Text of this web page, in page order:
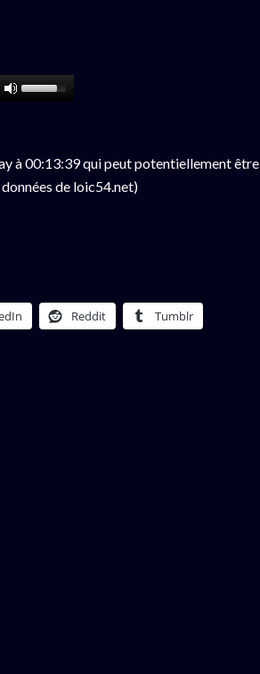
à 00:13:39 qui peut potentiellement être
de loic54.net)
Reddit Tumblr